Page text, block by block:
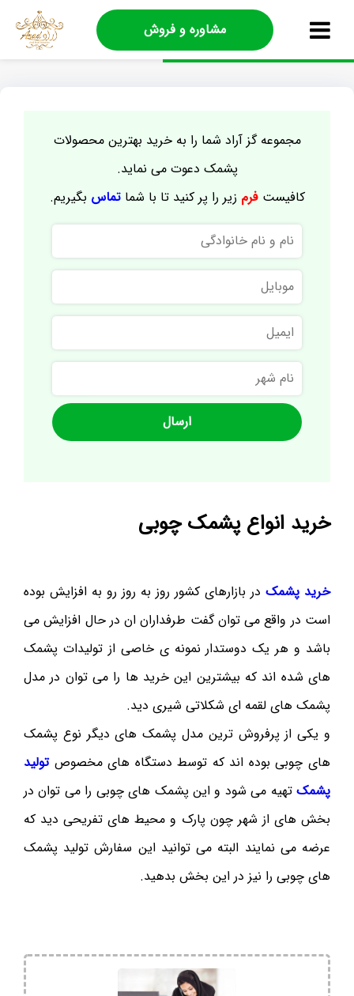
مشاوره و فروش
مجموعه گز آراد شما را به خرید بهترین محصولات
پشمک دعوت می نماید.
کافیستفرم زیر را پر کنید تا با شماتماس بگیریم.
نام
و
نام
خانوادگی
موبایل
ایمیل
نام
شهر
خرید انواع پشمک چوبی
خرید پشمک در بازارهای کشور روز به روز رو به افزایش بوده
است در واقع می توان گفت طرفداران ان در حال افزایش می
باشد و هر یک دوستدار نمونه ی خاصی از تولیدات پشمک
های شده اند که بیشترین این خرید ها را می توان در مدل
پشمک های لقمه ای شکلاتی شیری دید.
و یکی از پرفروش ترین مدل پشمک های دیگر نوع پشمک
های چوبی بوده اند که توسط دستگاه های مخصوصتولید
پشمک تهیه می شود و این پشمک های چوبی را می توان در
بخش های از شهر چون پارک و محیط های تفریحی دید که
عرضه می نمایند البته می توانید این سفارش تولید پشمک
های چوبی را نیز در این بخش بدهید.